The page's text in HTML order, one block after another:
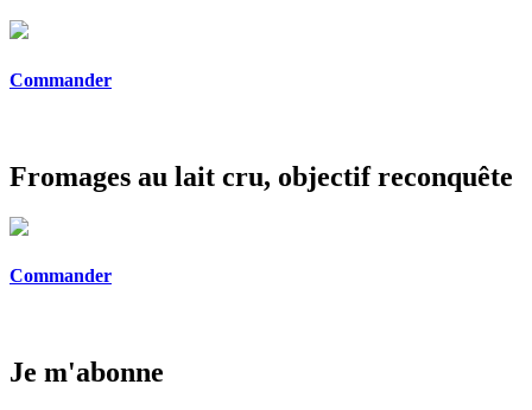
Commander
Fromages au lait cru, objectif reconquête
Commander
Je m'abonne